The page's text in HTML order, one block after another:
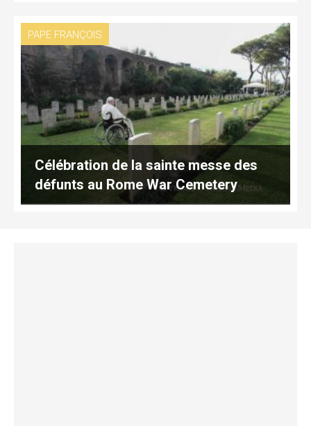
PAPE FRANÇOIS
Célébration de la sainte messe des
défunts au Rome War Cemetery